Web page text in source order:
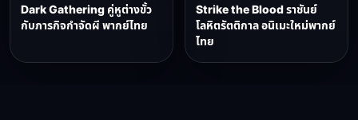
Dark Gathering คู่หูต่างขั้ว
กับภารกิจกำจัดผี พากย์ไทย
Strike the Blood ราชันย์
โลหิตรัตติกาล อนิเมะใหม่พากย์
ไทย